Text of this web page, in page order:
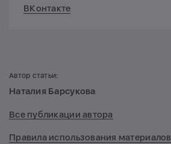
ВКонтакте
Автор статьи:
Наталия Барсукова
Все публикации автора
Правила использования материалов